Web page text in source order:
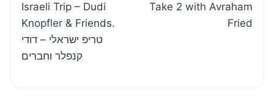
navigation
Israeli Trip – Dudi
Knopfler & Friends.
טריפ ישראלי – דודי
קנפלר וחברים
Take 2 with Avraham
Fried